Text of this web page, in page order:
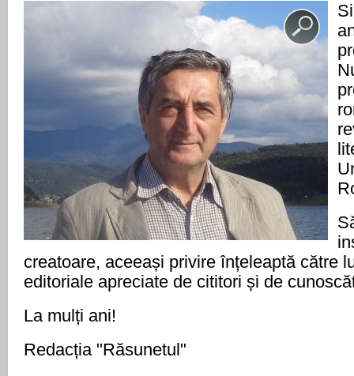
creatoare, aceeași privire înțeleaptă către
editoriale apreciate de cititori și de
La mulți ani!
Redacția "Răsunetul"